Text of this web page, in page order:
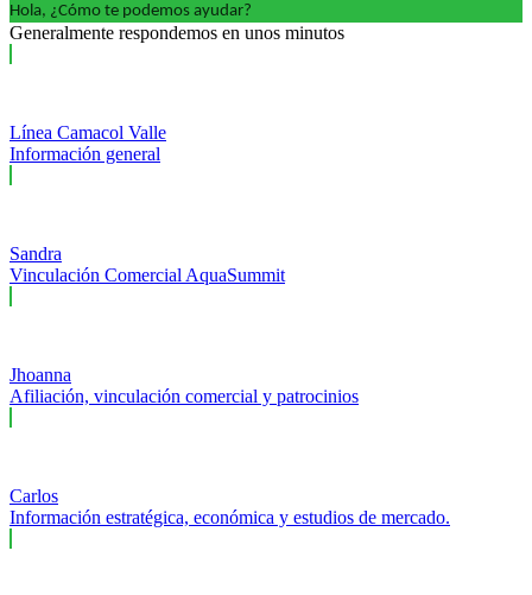
Hola, ¿Cómo te podemos ayudar?
Generalmente respondemos en unos minutos
Línea Camacol Valle
Información general
Sandra
Vinculación Comercial AquaSummit
Jhoanna
Afiliación, vinculación comercial y patrocinios
Carlos
Información estratégica, económica y estudios de mercado.